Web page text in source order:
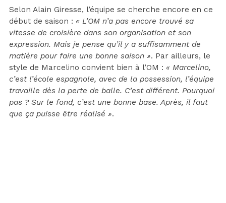
Selon Alain Giresse, l’équipe se cherche encore en ce
début de saison : « L’OM n’a pas encore trouvé sa
vitesse de croisière dans son organisation et son
expression. Mais je pense qu’il y a suffisamment de
matière pour faire une bonne saison ». Par ailleurs, le
style de Marcelino convient bien à l’OM : « Marcelino,
c’est l’école espagnole, avec de la possession, l’équipe
travaille dès la perte de balle. C’est différent. Pourquoi
pas ? Sur le fond, c’est une bonne base. Après, il faut
que ça puisse être réalisé ».